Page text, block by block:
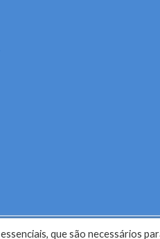
que são necessários